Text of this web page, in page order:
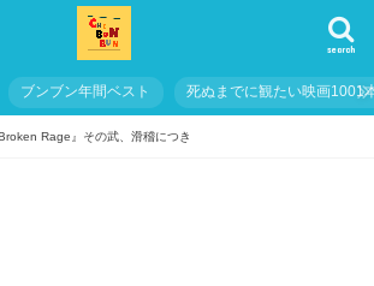
search
ブンブン年間ベスト 死ぬまでに観たい映画1001
Broken Rage』その武、滑稽につき